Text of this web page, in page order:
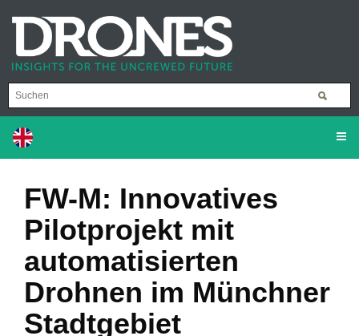
FW-M: Innovatives
Pilotprojekt mit
automatisierten
Drohnen im Münchner
Stadtgebiet